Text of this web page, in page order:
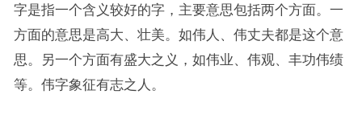
字是指一个含义较好的字，主要意思包括两个方面。一
方面的意思是高大、壮美。如伟人、伟丈夫都是这个意
思。另一个方面有盛大之义，如伟业、伟观、丰功伟绩
等。伟字象征有志之人。